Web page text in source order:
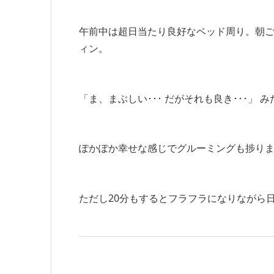
午前中は超日当たり良好なベッド周り。朝
ィン。
「ま、まぶしい･･･ だがそれも良き･･･」 み
ぽかぽか幸せな感じでグルーミングも捗りま
ただし20分もするとフラフラになりながら